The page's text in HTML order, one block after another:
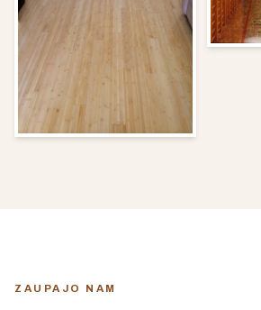
ZAUPAJO NAM